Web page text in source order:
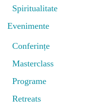
Spiritualitate
Evenimente
Conferințe
Masterclass
Programe
Retreats